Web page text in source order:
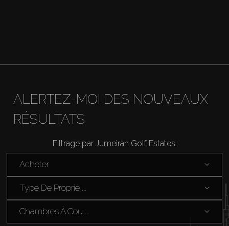
ALERTEZ-MOI DES NOUVEAUX
RÉSULTATS
Filtrage par Jumeirah Golf Estates:
Acheter
Type De Proprié ...
Chambres À Cou ...